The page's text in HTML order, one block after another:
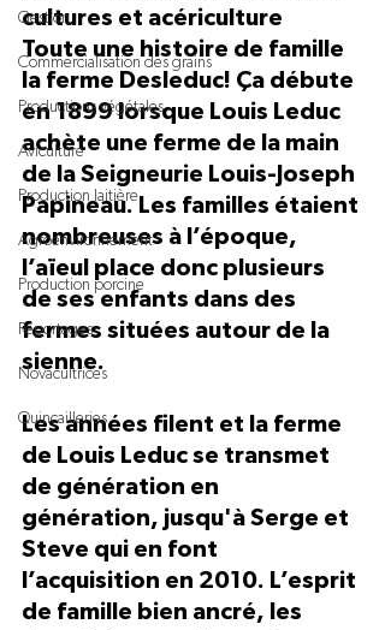
Gestion
Commercialisation des grains
Productions végétales
Aviculture
Production laitière
Agroenvironnement
Production porcine
Reportages
Novacultrices
Quincailleries
cultures et acériculture
Toute une histoire de famille
la ferme Desleduc! Ça débute
en 1899 lorsque Louis Leduc
achète une ferme de la main
de la Seigneurie Louis-Joseph
Papineau. Les familles étaient
nombreuses à l’époque,
l’aïeul place donc plusieurs
de ses enfants dans des
fermes situées autour de la
sienne.
Les années filent et la ferme
de Louis Leduc se transmet
de génération en
génération, jusqu'à Serge et
Steve qui en font
l’acquisition en 2010. L’esprit
de famille bien ancré, les